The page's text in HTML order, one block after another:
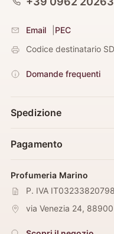
Email
PEC
Codice destinatario
Domande frequenti
Spedizione
Pagamento
Profumeria Marino
P. IVA IT03233820798
via Venezia 24, 88900